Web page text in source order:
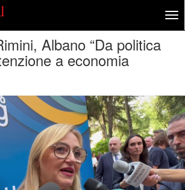
Albano “Da politica
a economia